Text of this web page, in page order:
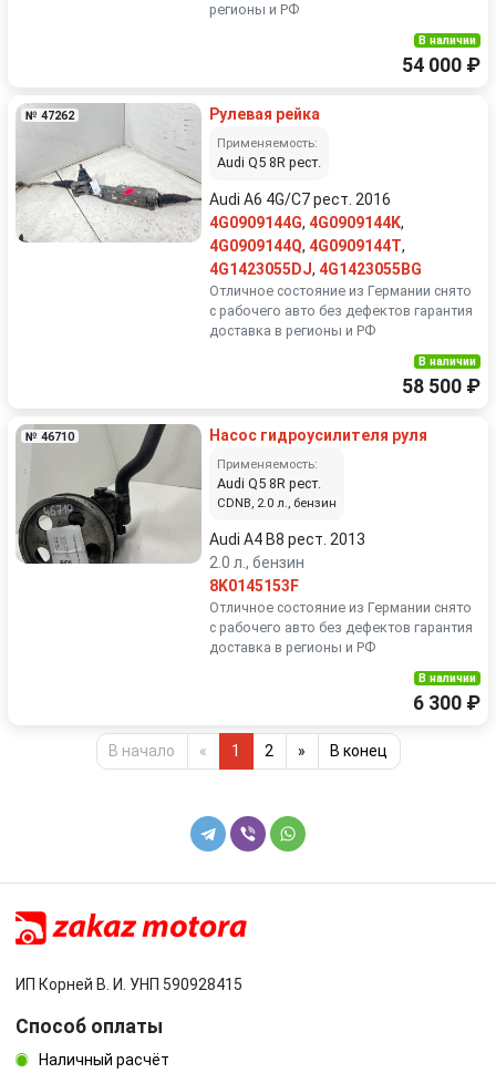
регионы и РФ
В наличии
54 000 ₽
№ 47262 Рулевая рейка
Применяемость:
Audi Q5 8R рест.
Audi A6 4G/C7 рест. 2016
4G0909144G, 4G0909144K,
4G0909144Q, 4G0909144T,
4G1423055DJ, 4G1423055BG
Отличное состояние из Германии снято
с рабочего авто без дефектов гарантия
доставка в регионы и РФ
В наличии
58 500 ₽
№ 46710 Насос гидроусилителя руля
Применяемость:
Audi Q5 8R рест.
CDNB, 2.0 л., бензин
Audi A4 B8 рест. 2013
2.0 л., бензин
8K0145153F
Отличное состояние из Германии снято
с рабочего авто без дефектов гарантия
доставка в регионы и РФ
В наличии
6 300 ₽
В начало « 1 2 » В конец
ИП Корней В. И. УНП 590928415
Способ оплаты
Наличный расчёт